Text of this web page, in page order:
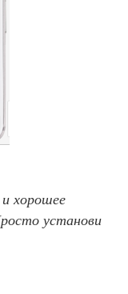
хорошее
установи